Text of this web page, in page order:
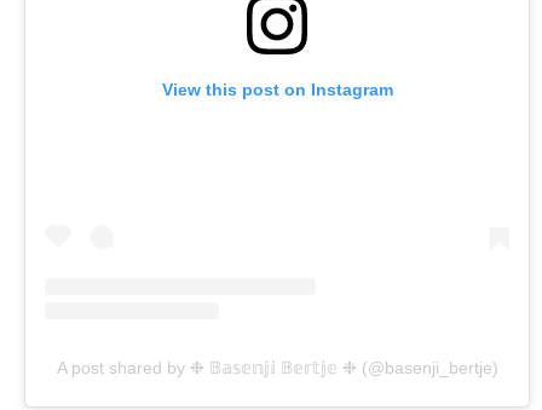
View this post on Instagram
A post shared by ❉ 𝔹𝕒𝕤𝕖𝕟𝕛𝕚 𝔹𝕖𝕣𝕥𝕛𝕖 ❉ (@basenji_bertje)